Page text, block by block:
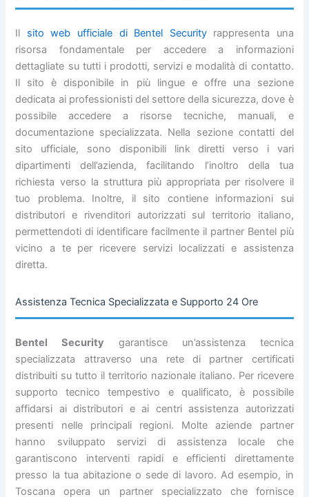
Il sito web ufficiale di Bentel Securityrappresenta una
risorsa fondamentale per accedere a informazioni
dettagliate su tutti i prodotti, servizi e modalità di contatto.
Il sito è disponibile in più lingue e offre una sezione
dedicata ai professionisti del settore della sicurezza, dove è
possibile accedere a risorse tecniche, manuali, e
documentazione specializzata. Nella sezione contatti del
sito ufficiale, sono disponibili link diretti verso i vari
dipartimenti dell’azienda, facilitando l’inoltro della tua
richiesta verso la struttura più appropriata per risolvere il
tuo problema. Inoltre, il sito contiene informazioni sui
distributori e rivenditori autorizzati sul territorio italiano,
permettendoti di identificare facilmente il partner Bentel più
vicino a te per ricevere servizi localizzati e assistenza
diretta.
Assistenza Tecnica Specializzata e Supporto 24 Ore
Bentel Security garantisce un’assistenza tecnica
specializzata attraverso una rete di partner certificati
distribuiti su tutto il territorio nazionale italiano. Per ricevere
supporto tecnico tempestivo e qualificato, è possibile
affidarsi ai distributori e ai centri assistenza autorizzati
presenti nelle principali regioni. Molte aziende partner
hanno sviluppato servizi di assistenza locale che
garantiscono interventi rapidi e efficienti direttamente
presso la tua abitazione o sede di lavoro. Ad esempio, in
Toscana opera un partner specializzato che fornisce